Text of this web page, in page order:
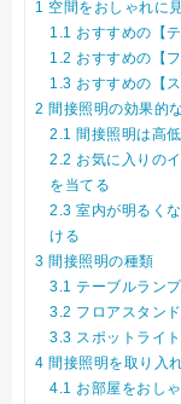
1 空間をおしゃれに
1.1 おすすめの【
1.2 おすすめの【
1.3 おすすめの【
2 間接照明の効果的
2.1 間接照明は高
2.2 お気に入りの
を当てる
2.3 室内が明るく
ける
3 間接照明の種類
3.1 テーブルランプ
3.2 フロアスタンド
3.3 スポットライト
4 間接照明を取り入
4.1 お部屋をおし